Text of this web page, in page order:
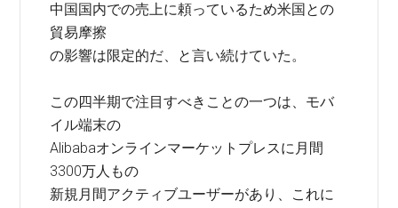
中国国内での売上に頼っているため米国との
貿易摩擦
の影響は限定的だ、と言い続けていた。
この四半期で注目すべきことの一つは、モバ
イル端末の
Alibabaオンラインマーケットプレスに月間
3300万人もの
新規月間アクティブユーザーがあり、これに